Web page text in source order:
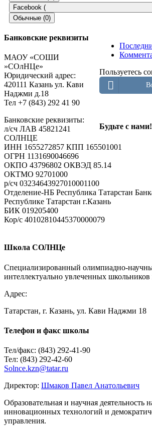
Facebook (
Обычные (0)
Пользуетесь соц.сетью?
Войти Vkontakte
Ваш e-mail не будет опубликован.
Комментарий
Имя *
Сайт
Пользуетесь
Будьте с нами!
Банковские реквизиты
МАОУ «СОШИ
»СОлНЦе»
Юридический адрес:
420111 Казань ул. Кави
Наджми д.18
Тел +7 (843) 292 41 90
Банковские реквизиты:
л/сч ЛАВ 45821241
СОЛНЦЕ
ИНН 1655272857 КПП 165501001
ОГРН 1131690046696
ОКПО 43796802 ОКВЭД 85.14
ОКТМО 92701000
р/cч 03234643927010001100
Отделение-НБ Республика Татарстан
Республике Татарстан г.Казань
БИК 019205400
Кор/с 40102810445370000079
Школа СОЛНЦе
Специализированный олимпиадно-
интеллектуально увлеченных школьников
Адрес:
Татарстан, г. Казань, ул. Кави Наджми 18
Телефон и факс школы
Тел/факс: (843) 292-41-90
Тел: (843) 292-42-60
Solnce.kzn@tatar.ru
Директор: Шмаков Павел Анатольевич
Образовательная и научная деятельность
инновационных технологий и
управления.